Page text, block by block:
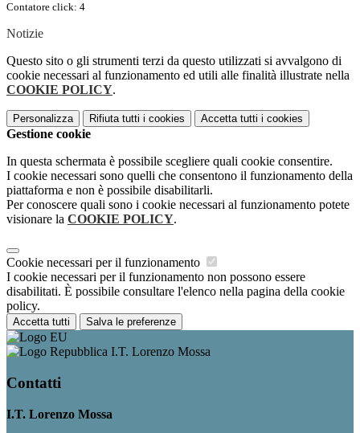
Contatore click: 4
Notizie
Questo sito o gli strumenti terzi da questo utilizzati si avvalgono di
cookie necessari al funzionamento ed utili alle finalità illustrate nella
COOKIE POLICY.
Personalizza Rifiuta tutti i cookies Accetta tutti i cookies
Gestione cookie
In questa schermata è possibile scegliere quali cookie consentire.
I cookie necessari sono quelli che consentono il funzionamento della
piattaforma e non è possibile disabilitarli.
Per conoscere quali sono i cookie necessari al funzionamento potete
visionare la COOKIE POLICY.
Cookie necessari per il funzionamento
I cookie necessari per il funzionamento non possono essere
disabilitati. È possibile consultare l'elenco nella pagina della cookie
policy.
Accetta tutti Salva le preferenze
I.T. Lorenzo Mossa
Contatti
I.T. Lorenzo Mossa